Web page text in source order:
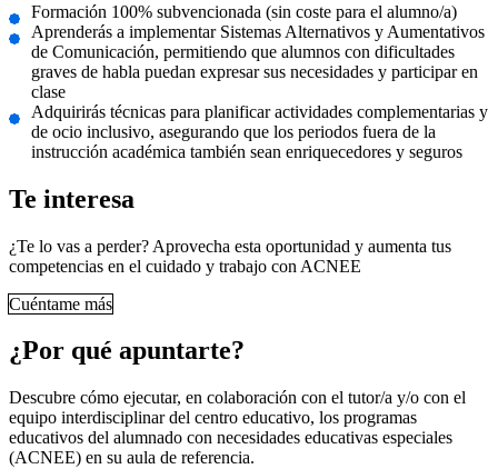
Formación 100% subvencionada (sin coste para el alumno/a)
Aprenderás a implementar Sistemas Alternativos y Aumentativos
de Comunicación, permitiendo que alumnos con dificultades
graves de habla puedan expresar sus necesidades y participar en
clase
Adquirirás técnicas para planificar actividades complementarias y
de ocio inclusivo, asegurando que los periodos fuera de la
instrucción académica también sean enriquecedores y seguros
Te interesa
¿Te lo vas a perder? Aprovecha esta oportunidad y aumenta tus
competencias en el cuidado y trabajo con ACNEE
Cuéntame más
¿Por qué apuntarte?
Descubre cómo ejecutar, en colaboración con el tutor/a y/o con el
equipo interdisciplinar del centro educativo, los programas
educativos del alumnado con necesidades educativas especiales
(ACNEE) en su aula de referencia.